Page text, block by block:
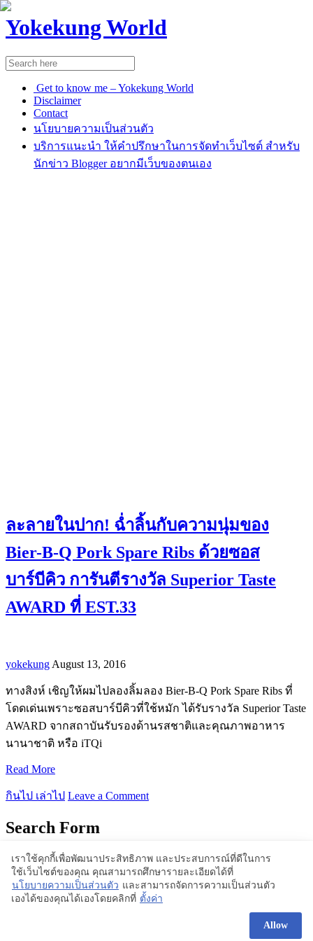
Yokekung World
Get to know me – Yokekung World
Disclaimer
Contact
นโยบายความเป็นส่วนตัว
บริการแนะนำ ให้คำปรึกษาในการจัดทำเว็บไซต์ สำหรับ
นักข่าว Blogger อยากมีเว็บของตนเอง
ละลายในปาก! ฉ่ำลิ้นกับความนุ่มของ
Bier-B-Q Pork Spare Ribs ด้วยซอส
บาร์บีคิว การันตีรางวัล Superior Taste
AWARD ที่ EST.33
yokekung August 13, 2016
ทางสิงห์ เชิญให้ผมไปลองลิ้มลอง Bier-B-Q Pork Spare Ribs ที่
โดดเด่นเพราะซอสบาร์บีคิวที่ใช้หมัก ได้รับรางวัล Superior Taste
AWARD จากสถาบันรับรองด้านรสชาติและคุณภาพอาหาร
นานาชาติ หรือ iTQi
Read More
กินไป เล่าไป Leave a Comment
Search Form
Proudly powered by WordPress | Theme: BlogStyle
เราใช้คุกกี้เพื่อพัฒนาประสิทธิภาพ และประสบการณ์ที่ดีในการ
ใช้เว็บไซต์ของคุณ คุณสามารถศึกษารายละเอียดได้ที่
นโยบายความเป็นส่วนตัว และสามารถจัดการความเป็นส่วนตัว
เองได้ของคุณได้เองโดยคลิกที่ ตั้งค่า
Allow